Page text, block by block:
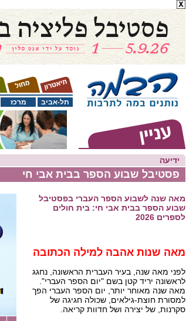
מרכז תל-אביב
ידיעה
פסטיבל שבוע הספר בבית אבי חי
מאה שנה לשבוע הספר העברי בפסטיבל
שבוע הספר בבית אבי חי: בית חולים
לספרים 2026
מאה שנות אהבה למילה הכתובה
לפני מאה שנה, בעיר העברית הראשונה, נחגג
לראשונה יריד קטן בשם "יום הספר העברי".
מאה שנה מאוחר יותר, יום הספר העברי הפך
למסורת חוצת-גילאים, שכולה חגיגה של
סקרנות, של יצירה ושל חדוות קריאה.